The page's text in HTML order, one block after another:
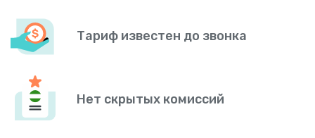
Тариф известен до звонка
Нет скрытых комиссий